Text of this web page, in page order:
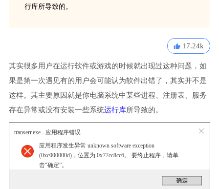
行库所导致的。
17.24k
其实很多用户在运行软件或游戏的时候就出现过这种问题，如
果是第一次遇见有的用户会可能认为软件出错了，其实并不是
这样。其主要原因就是你电脑系统中某些进程、注册表、服务
存在异常或没有安装一些系统运行库所导致的。
transerr.exe - 应用程序错误
应用程序发生异常 unknown software exception
(0xc000000d)，位置为 0x77cc8cc6。 要终止程序，请单
击“确定”。